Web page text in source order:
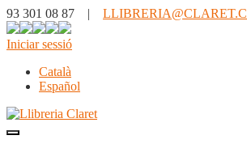
93 301 08 87 |
Iniciar sessió
Català
Español